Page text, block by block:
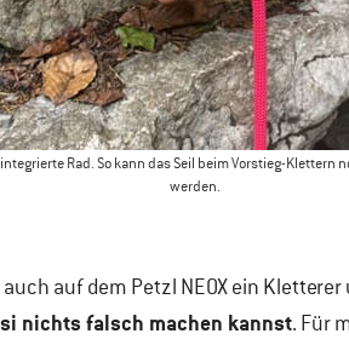
integrierte Rad. So kann das Seil beim Vorstieg-Klettern
werden.
auch auf dem Petzl NEOX ein
nichts falsch machen kannst. Für